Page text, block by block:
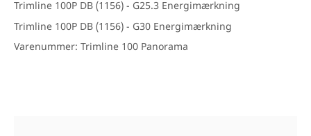
Trimline 100P DB (1156) - G25.3 Energimærkning
Trimline 100P DB (1156) - G30 Energimærkning
Varenummer: Trimline 100 Panorama